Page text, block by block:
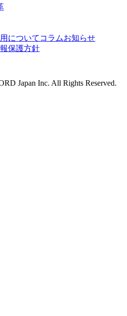
について コラムお知らせ
保護方針
Japan Inc. All Rights Reserved.